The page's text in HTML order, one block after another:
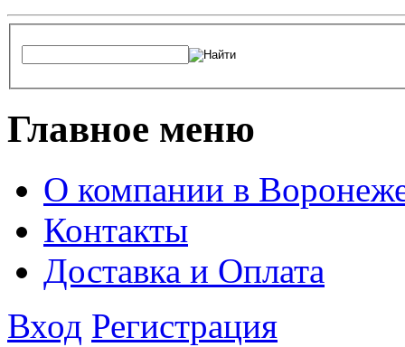
Главное меню
О компании в
Контакты
Доставка и Оплата
Вход Регистрация